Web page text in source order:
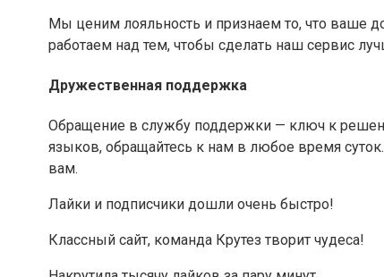
Мы ценим лояльность и признаем то, что ваше
работаем над тем, чтобы сделать наш сервис
Дружественная поддержка
Обращение в службу поддержки — ключ к
языков, обращайтесь к нам в любое время
вам.
Лайки и подписчики дошли очень быстро!
Классный сайт, команда Крутез творит чудеса!